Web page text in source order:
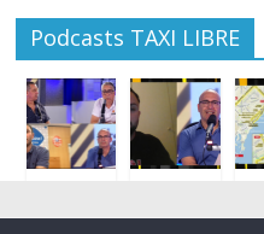
Podcasts TAXI LIBRE